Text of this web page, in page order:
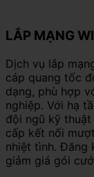
LẮP MẠNG
Dịch vụ lắp
cáp quang tốc
dạng, phù hợp
nghiệp. Với hạ
đội ngũ kỹ thuật
cấp kết nối
nhiệt tình. Đăng
giảm giá gói